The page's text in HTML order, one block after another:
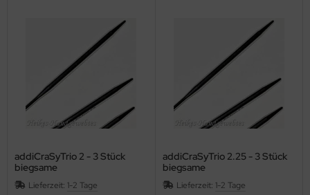
addiCraSyTrio 2 - 3 Stück
biegsame
Strumpfstricknadeln
Lieferzeit: 1-2 Tage
addiCraSyTrio 2.25 - 3 Stück
biegsame
Strumpfstricknadeln
Lieferzeit: 1-2 Tage